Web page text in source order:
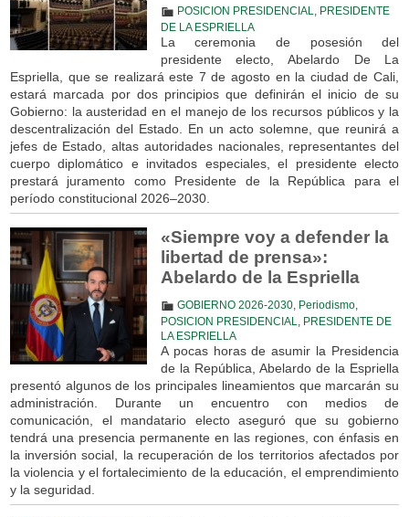
POSICION PRESIDENCIAL
PRESIDENTE
DE LA ESPRIELLA
La ceremonia de posesión del
presidente electo, Abelardo De La
Espriella, que se realizará este 7 de agosto en la ciudad de Cali,
estará marcada por dos principios que definirán el inicio de su
Gobierno: la austeridad en el manejo de los recursos públicos y la
descentralización del Estado. En un acto solemne, que reunirá a
jefes de Estado, altas autoridades nacionales, representantes del
cuerpo diplomático e invitados especiales, el presidente electo
prestará juramento como Presidente de la República para el
período constitucional 2026–2030.
«Siempre voy a defender la
libertad de prensa»:
Abelardo de la Espriella
GOBIERNO 2026-2030, Periodismo,
POSICION PRESIDENCIAL
PRESIDENTE DE
LA ESPRIELLA
A pocas horas de asumir la Presidencia
de la República, Abelardo de la Espriella
presentó algunos de los principales lineamientos que marcarán su
administración. Durante un encuentro con medios de
comunicación, el mandatario electo aseguró que su gobierno
tendrá una presencia permanente en las regiones, con énfasis en
la inversión social, la recuperación de los territorios afectados por
la violencia y el fortalecimiento de la educación, el emprendimiento
y la seguridad.